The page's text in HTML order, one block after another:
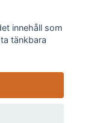
innehåll som
tänkbara